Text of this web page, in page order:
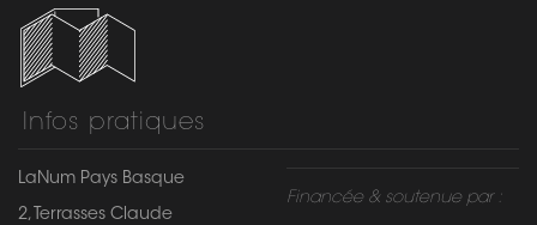
Infos pratiques
LaNum Pays Basque
2, Terrasses Claude
Financée & soutenue par :